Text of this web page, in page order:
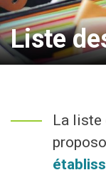
Déchets
Horaires
Vie
Vivre à
Liste
La liste